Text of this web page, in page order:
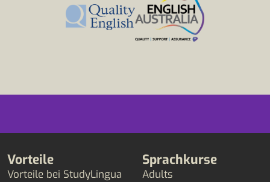
Vorteile
Vorteile bei StudyLingua
Sprachkurse
Adults